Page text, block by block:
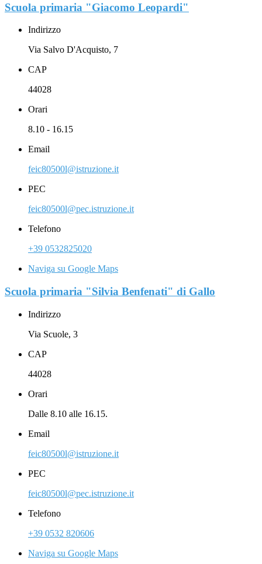
Scuola primaria "Giacomo Leopardi"
Indirizzo
Via Salvo D'Acquisto, 7
CAP
44028
Orari
8.10 - 16.15
Email
feic80500l@istruzione.it
PEC
feic80500l@pec.istruzione.it
Telefono
+39 0532825020
Naviga su Google Maps
Scuola primaria "Silvia Benfenati" di Gallo
Indirizzo
Via Scuole, 3
CAP
44028
Orari
Dalle 8.10 alle 16.15.
Email
feic80500l@istruzione.it
PEC
feic80500l@pec.istruzione.it
Telefono
+39 0532 820606
Naviga su Google Maps